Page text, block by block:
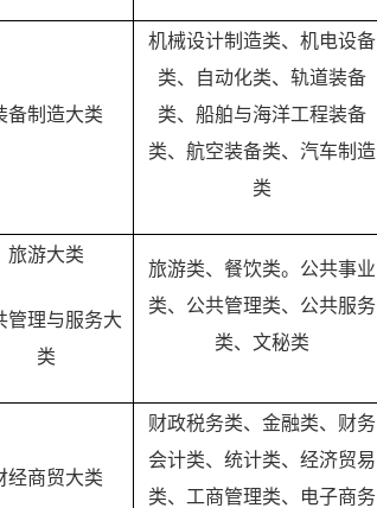
备制造大类
机械设计制造类、机电设备
类、自动化类、轨道装备
类、船舶与海洋工程装备
类、航空装备类、汽车制造
类
旅游大类
管理与服务大
类
旅游类、餐饮类。公共事业
类、公共管理类、公共服务
类、文秘类
经商贸大类
财政税务类、金融类、财务
会计类、统计类、经济贸易
类、工商管理类、电子商务